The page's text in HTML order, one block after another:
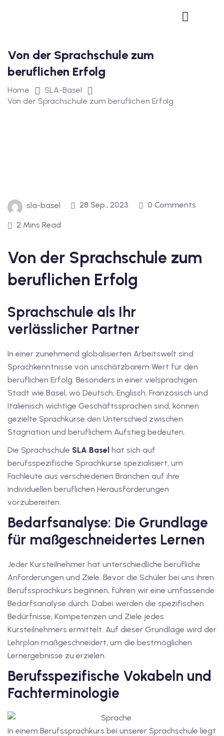
B1
Deutsch B1
B1
B2
Deutsch C1
C1
Deutschkurse mit
mit
mit Gutschein
mit Gutschein
mit
Deutschkurse mit
Deutschkurse mit
mit Gutschein
Von der Sprachschule zum
beruflichen Erfolg
Home
SLA-Basel
Von der Sprachschule zum beruflichen Erfolg
sla-basel 28 Sep., 2023 0 Comments
2 Mins Read
Von der Sprachschule zum
beruflichen Erfolg
Sprachschule als Ihr
verlässlicher Partner
In einer zunehmend globalisierten Arbeitswelt sind
Sprachkenntnisse von unschätzbarem Wert für den
beruflichen Erfolg. Besonders in einer vielsprachigen
Stadt wie Basel, wo Deutsch, Englisch, Französisch und
Italienisch wichtige Geschäftssprachen sind, können
gezielte Sprachkurse den Unterschied zwischen
Stagnation und beruflichem Aufstieg bedeuten.
Die Sprachschule SLA Basel hat sich auf
berufsspezifische Sprachkurse spezialisiert, um
Fachleute aus verschiedenen Branchen auf ihre
individuellen beruflichen Herausforderungen
vorzubereiten.
Bedarfsanalyse: Die Grundlage
für maßgeschneidertes Lernen
Jeder Kursteilnehmer hat unterschiedliche berufliche
Anforderungen und Ziele. Bevor die Schüler bei uns ihren
Berufssprachkurs beginnen, führen wir eine umfassende
Bedarfsanalyse durch. Dabei werden die spezifischen
Bedürfnisse, Kompetenzen und Ziele jedes
Kursteilnehmers ermittelt. Auf dieser Grundlage wird der
Lehrplan maßgeschneidert, um die bestmöglichen
Lernergebnisse zu erzielen.
Berufsspezifische Vokabeln und
Fachterminologie
In einem Berufssprachkurs bei unserer Sprachschule liegt